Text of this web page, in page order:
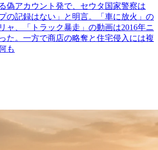
偽アカウント発で、セウタ国家警察は
の記録はない」と明言。「車に放火」の
ャ、「トラック暴走」の動画は2016年ニ
た。一方で商店の略奪と住宅侵入には複
も